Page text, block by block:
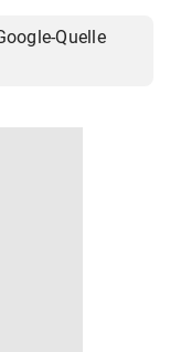
Quelle